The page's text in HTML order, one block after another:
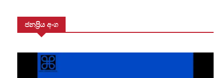
ජනප්‍රිය අංග